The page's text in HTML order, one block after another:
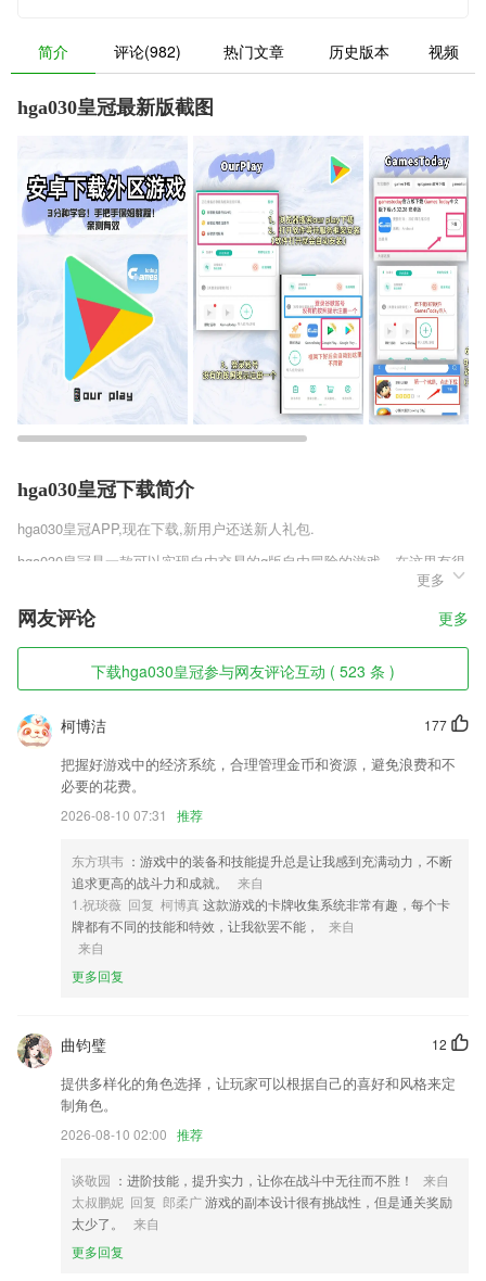
简介 评论(982) 热门文章 历史版本 视频
hga030皇冠最新版截图
hga030皇冠下载简介
hga030皇冠APP,现在下载,新用户还送新人礼包.
hga030皇冠是一款可以实现自由交易的q版自由冒险的游戏，在这里有很
多有趣的玩法让你自由的选择，玩家可以选择自己喜欢的角色进入到战
斗，更有数百位的美人陪你一同战斗，少年群侠传H5安卓版v1.0.0.1还增
加一些挂机的玩法，让你可以在忙碌的时候解放你的双手，喜欢游戏的玩
家可以来趣趣手游网预约下载。
hga030皇冠软件特色
1,回放/下载已拍摄的2265视频/照片
2,订单管理:移动接单、查单、轻松经营
3,【智能搜索】
4,智能作业管理随时随地布置，自动批改
心理相关的问题。
6,为教育组织、校园吸引更多潜在用户，更能取得千万家庭的信奈与支
hga030皇冠软件优势
2.夯实课程基础知识，讲授中考重难点，适用于基础较薄弱，校内期中考
试、期末考试得分在85%左右，并希望在中考获得高分的学生
3.用朴实的语言和最经典的管理理论编写课件.
4.历年最新真题精选，多省市近年来社区考试试卷。
5.专为老师打造的班级排课管理手机软件
6.·提供简单易用的“做课”工具，用户可自助完成课程的新建、编辑、上
传。功能强大，支持语音、直播、图文等多种模板
hga030皇冠更新了什么?
更多
网友评论 更多
下载hga030皇冠参与网友评论互动 ( 523 条 )
177
柯博洁
把握好游戏中的经济系统，合理管理金币和资源，避免浪费和不
必要的花费。
2026-08-10 07:31 推荐
东方琪韦 ：游戏中的装备和技能提升总是让我感到充满动力，不断
追求更高的战斗力和成就。
来自
1.祝琰薇 回复 柯博真 这款游戏的卡牌收集系统非常有趣，每个卡
牌都有不同的技能和特效，让我欲罢不能，
来自
来自
更多回复
12
曲钧璧
提供多样化的角色选择，让玩家可以根据自己的喜好和风格来定
制角色。
2026-08-10 02:00 推荐
谈敬园 ：进阶技能，提升实力，让你在战斗中无往而不胜！
来自
太叔鹏妮 回复 郎柔广游戏的副本设计很有挑战性，但是通关奖励
太少了。
来自
更多回复